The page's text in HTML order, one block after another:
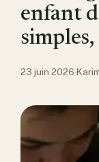
enfant
simples,
23 juin 2026·